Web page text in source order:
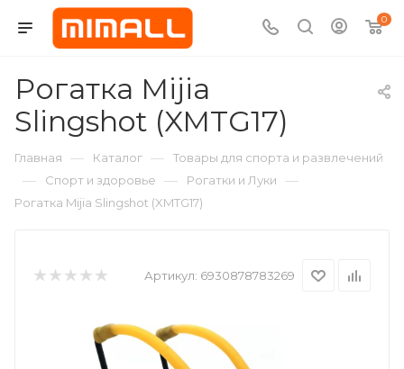
0
Рогатка Mijia
Slingshot (XMTG17)
Главная — Каталог — Товары для спорта и развлечений
— Спорт и здоровье — Рогатки и Луки —
Рогатка Mijia Slingshot (XMTG17)
Артикул: 6930878783269